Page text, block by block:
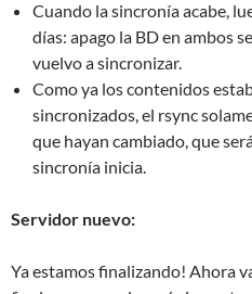
Cuando la sincronía acabe,
días: apago la BD en ambos
vuelvo a sincronizar.
Como ya los contenidos
sincronizados, el rsync
que hayan cambiado, que
sincronía inicia.
Servidor nuevo:
Ya estamos finalizando! Ahora